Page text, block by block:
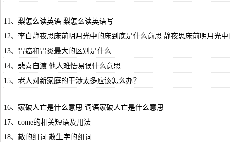
11、梨怎么读英语 梨怎么读英语写
12、李白静夜思床前明月光中的床到底是什么意思 静夜思床前明月光
13、胃癌和胃炎最大的区别是什么
14、悲喜自渡 他人难悟易误什么意思
15、老人对新家庭的干涉太多应该怎么办？
16、家破人亡是什么意思 词语家破人亡是什么意思
17、come的相关短语及用法
18、散的组词 散生字的组词